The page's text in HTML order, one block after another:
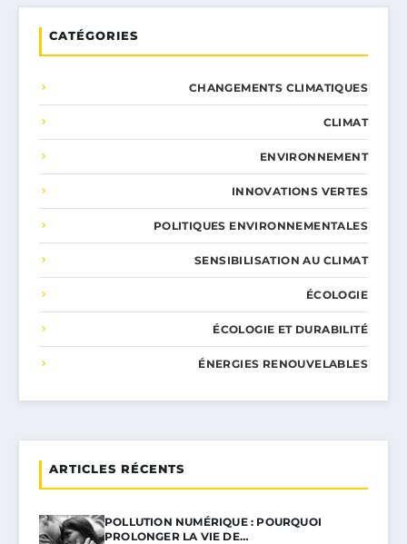
CATÉGORIES
CHANGEMENTS CLIMATIQUES
CLIMAT
ENVIRONNEMENT
INNOVATIONS VERTES
POLITIQUES ENVIRONNEMENTALES
SENSIBILISATION AU CLIMAT
ÉCOLOGIE
ÉCOLOGIE ET DURABILITÉ
ÉNERGIES RENOUVELABLES
ARTICLES RÉCENTS
POLLUTION NUMÉRIQUE : POURQUOI
PROLONGER LA VIE DE…